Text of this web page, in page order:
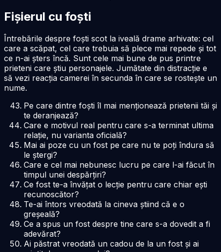
Fișierul cu foști
Întrebările despre foști scot la iveală drame arhivate: cel
care a scăpat, cel care trebuia să plece mai repede și tot
ce n-ai șters încă. Sunt cele mai bune de pus printre
prieteni care știu personajele. Jumătate din distracție e
să vezi reacția camerei în secunda în care se rostește un
nume.
Pe care dintre foști îl mai menționează prietenii tăi și
te deranjează?
Care e motivul real pentru care s-a terminat ultima
relație, nu varianta oficială?
Mai ai poze cu un fost pe care nu te poți îndura să
le ștergi?
Care e cel mai nebunesc lucru pe care l-ai făcut în
timpul unei despărțiri?
Ce fost te-a învățat o lecție pentru care chiar ești
recunoscător?
Te-ai întors vreodată la cineva știind că e o
greșeală?
Ce a spus un fost despre tine care s-a dovedit a fi
adevărat?
Ai păstrat vreodată un cadou de la un fost și ai